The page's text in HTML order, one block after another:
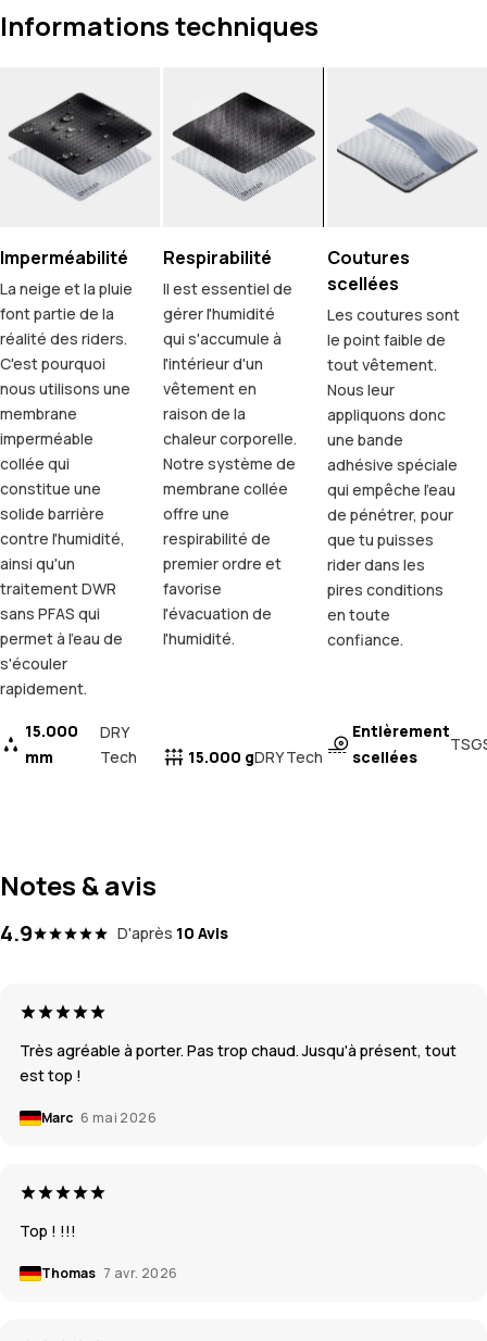
Informations techniques
Imperméabilité
La neige et la pluie
font partie de la
réalité des riders.
C'est pourquoi
nous utilisons une
membrane
imperméable
collée qui
constitue une
solide barrière
contre l'humidité,
ainsi qu'un
traitement DWR
sans PFAS qui
permet à l'eau de
s'écouler
rapidement.
15.000
mm
DRY
Tech
Respirabilité
Il est essentiel de
gérer l'humidité
qui s'accumule à
l'intérieur d'un
vêtement en
raison de la
chaleur corporelle.
Notre système de
membrane collée
offre une
respirabilité de
premier ordre et
favorise
l'évacuation de
l'humidité.
15.000 gDRY Tech
Coutures
scellées
Les coutures sont
le point faible de
tout vêtement.
Nous leur
appliquons donc
une bande
adhésive spéciale
qui empêche l'eau
de pénétrer, pour
que tu puisses
rider dans les
pires conditions
en toute
confiance.
Entièrement
scellées
Notes & avis
4.9 D'après 10 Avis
Très agréable à porter. Pas trop chaud. Jusqu'à présent, tout
est top !
Marc 6 mai 2026
Top ! !!!
Thomas 7 avr. 2026